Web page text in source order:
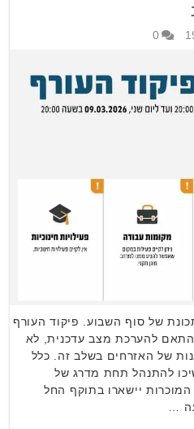
0
של סוף השבוע. פיקוד העורף
להערכת מצב עדכנית, לא
של האזרחים בשלב זה. כלל
להתנהל תחת מדרג של
יישארו בתוקף החל